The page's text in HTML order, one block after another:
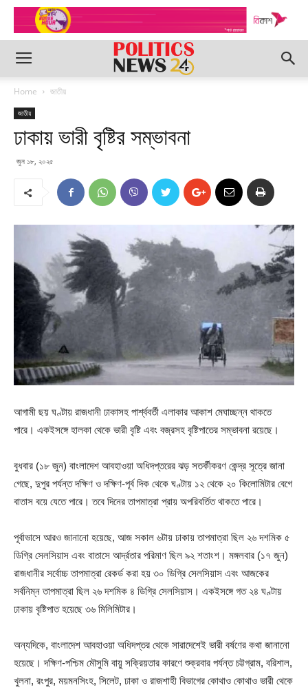
Home জাতীয়
জাতীয়
ঢাকায় ভারী বৃষ্টির সম্ভাবনা
জুন ১৮, ২০২৫
আগামী ছয় ঘণ্টায় রাজধানী ঢাকাসহ পার্শ্ববর্তী এলাকার আকাশ মেঘাচ্ছন্ন থাকতে
পারে। একইসঙ্গে হালকা থেকে ভারী বৃষ্টি এবং বজ্রসহ বৃষ্টিপাতের সম্ভাবনা রয়েছে।
বুধবার (১৮ জুন) বাংলাদেশ আবহাওয়া অধিদপ্তরের ঝড় সতর্কীকরণ কেন্দ্র সূত্রে জানা
গেছে, দুপুর পর্যন্ত দক্ষিণ ও দক্ষিণ-পূর্ব দিক থেকে ঘণ্টায় ১২ থেকে ২০ কিলোমিটার বেগে
বাতাস বয়ে যেতে পারে। তবে দিনের তাপমাত্রা প্রায় অপরিবর্তিত থাকতে পারে।
পূর্বাভাসে আরও জানানো হয়েছে, আজ সকাল ৬টায় ঢাকায় তাপমাত্রা ছিল ২৬ দশমিক ৫
ডিগ্রি সেলসিয়াস এবং বাতাসে আর্দ্রতার পরিমাণ ছিল ৯২ শতাংশ। মঙ্গলবার (১৭ জুন)
রাজধানীর সর্বোচ্চ তাপমাত্রা রেকর্ড করা হয় ৩০ ডিগ্রি সেলসিয়াস এবং আজকের
সর্বনিম্ন তাপমাত্রা ছিল ২৬ দশমিক ৪ ডিগ্রি সেলসিয়াস। একইসঙ্গে গত ২৪ ঘণ্টায়
ঢাকায় বৃষ্টিপাত হয়েছে ৩৬ মিলিমিটার।
অন্যদিকে, বাংলাদেশ আবহাওয়া অধিদপ্তর থেকে সারাদেশেই ভারী বর্ষণের কথা জানানো
হয়েছে। দক্ষিণ-পশ্চিম মৌসুমি বায়ু সক্রিয়তার কারণে শুক্রবার পর্যন্ত চট্টগ্রাম, বরিশাল,
খুলনা, রংপুর, ময়মনসিংহ, সিলেট, ঢাকা ও রাজশাহী বিভাগের কোথাও কোথাও ভারী থেকে